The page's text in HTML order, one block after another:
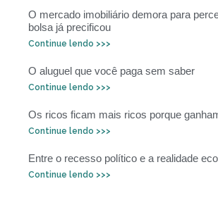
O mercado imobiliário demora para
bolsa já precificou
Continue lendo >>>
O aluguel que você paga sem saber
Continue lendo >>>
Os ricos ficam mais ricos porque
Continue lendo >>>
Entre o recesso político e a realidade
Continue lendo >>>